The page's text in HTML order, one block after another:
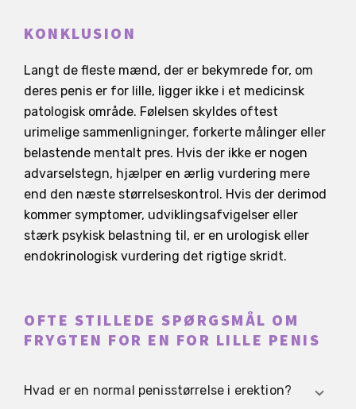
KONKLUSION
Langt de fleste mænd, der er bekymrede for, om
deres penis er for lille, ligger ikke i et medicinsk
patologisk område. Følelsen skyldes oftest
urimelige sammenligninger, forkerte målinger eller
belastende mentalt pres. Hvis der ikke er nogen
advarselstegn, hjælper en ærlig vurdering mere
end den næste størrelseskontrol. Hvis der derimod
kommer symptomer, udviklingsafvigelser eller
stærk psykisk belastning til, er en urologisk eller
endokrinologisk vurdering det rigtige skridt.
OFTE STILLEDE SPØRGSMÅL OM
FRYGTEN FOR EN FOR LILLE PENIS
Hvad er en normal penisstørrelse i erektion?